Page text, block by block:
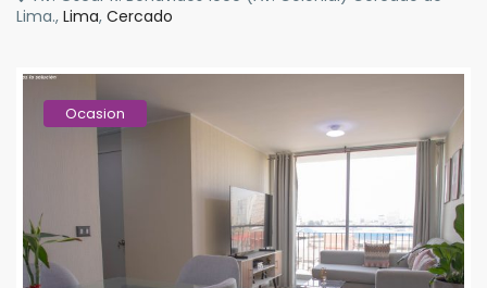
Lima.,Lima,Cercado
Ocasion